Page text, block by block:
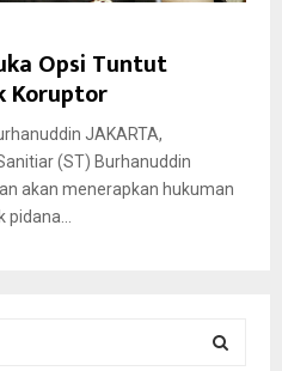
Opsi Tuntut
Koruptor
JAKARTA,
(ST) Burhanuddin
akan menerapkan hukuman